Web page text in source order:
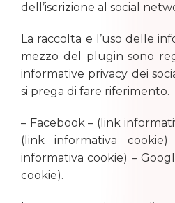
dell’iscrizione al social
La raccolta e l’uso delle
mezzo del plugin sono
informative privacy dei
si prega di fare riferimento.
– Facebook – (link
(link informativa
informativa cookie) –
cookie).